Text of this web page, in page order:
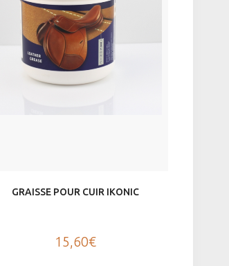
GRAISSE POUR CUIR IKONIC
15,60€